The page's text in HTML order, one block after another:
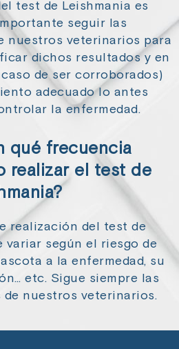
test de Leishmania es
seguir las
nuestros veterinarios para
dichos resultados y en
de ser corroborados)
adecuado lo antes
la enfermedad.
qué frecuencia
realizar el test de
realización del test de
variar según el riesgo de
a la enfermedad, su
etc. Sigue siempre las
de nuestros veterinarios.